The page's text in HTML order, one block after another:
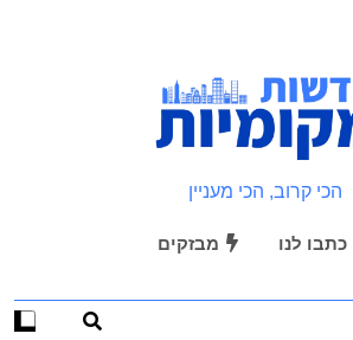
חדשות מקומיות
הכי קרוב, הכי מעניין
כתבו לנו מבזקים